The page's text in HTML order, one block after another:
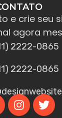
e crie seu
agora
2222-0865
2222-0865